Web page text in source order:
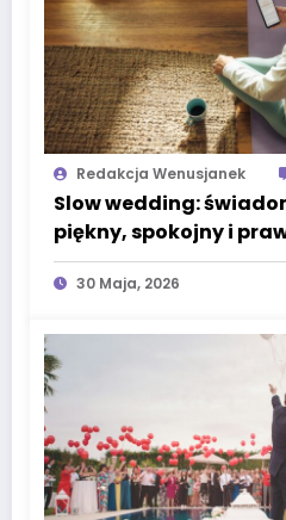
Redakcja Wenusjanek
Slow wedding:
piękny, spokojny i
30 Maja, 2026